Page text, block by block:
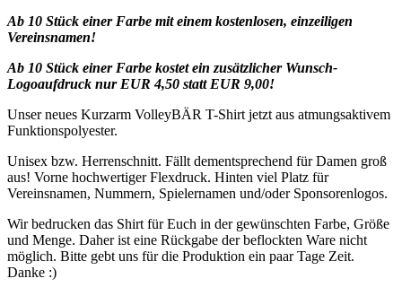
Ab 10 Stück einer Farbe mit einem kostenlosen, einzeiligen
Vereinsnamen!
Ab 10 Stück einer Farbe kostet ein zusätzlicher Wunsch-
Logoaufdruck nur EUR 4,50 statt EUR 9,00!
Unser neues Kurzarm VolleyBÄR T-Shirt jetzt aus atmungsaktivem
Funktionspolyester.
Unisex bzw. Herrenschnitt. Fällt dementsprechend für Damen groß
aus! Vorne hochwertiger Flexdruck. Hinten viel Platz für
Vereinsnamen, Nummern, Spielernamen und/oder Sponsorenlogos.
Wir bedrucken das Shirt für Euch in der gewünschten Farbe, Größe
und Menge. Daher ist eine Rückgabe der beflockten Ware nicht
möglich. Bitte gebt uns für die Produktion ein paar Tage Zeit.
Danke :)